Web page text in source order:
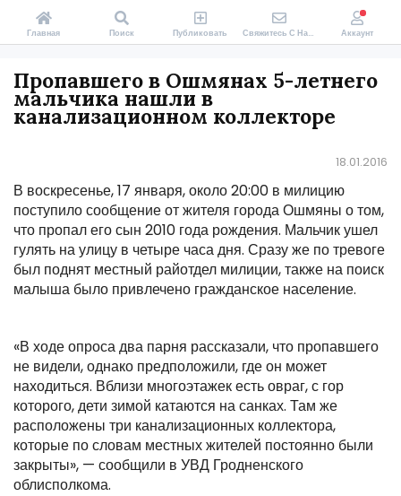
Пропавшего в Ошмянах 5-летнего
мальчика нашли в
канализационном коллекторе
18.01.2016
В воскресенье, 17 января, около 20:00 в милицию
поступило сообщение от жителя города Ошмяны о том,
что пропал его сын 2010 года рождения. Мальчик ушел
гулять на улицу в четыре часа дня. Сразу же по тревоге
был поднят местный райотдел милиции, также на поиск
малыша было привлечено гражданское население.
«В ходе опроса два парня рассказали, что пропавшего
не видели, однако предположили, где он может
находиться. Вблизи многоэтажек есть овраг, с гор
которого, дети зимой катаются на санках. Там же
расположены три канализационных коллектора,
которые по словам местных жителей постоянно были
закрыты», — сообщили в УВД Гродненского
облисполкома.
Главная Поиск Публиковать Свяжитесь С Нами Аккаунт